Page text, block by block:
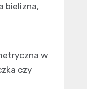
bielizna,
w
czy